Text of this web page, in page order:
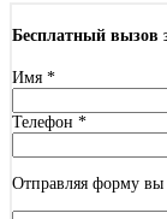
Бесплатный вызов
Имя *
Телефон *
Отправляя форму вы